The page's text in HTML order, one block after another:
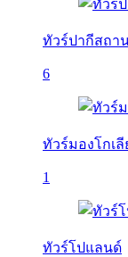
ทัวร์ปากีสถา
6
ทัวร์มองโกเลี
1
ทัวร์โปแลนด์